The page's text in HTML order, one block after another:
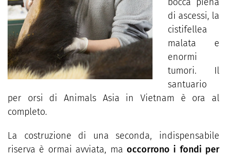
di ascessi, la
cistifellea
malata e
enormi
tumori. Il
santuario
per orsi di Animals Asia in Vietnam è ora al
completo.
La costruzione di una seconda, indispensabile
riserva è ormai avviata, ma occorrono i fondi per